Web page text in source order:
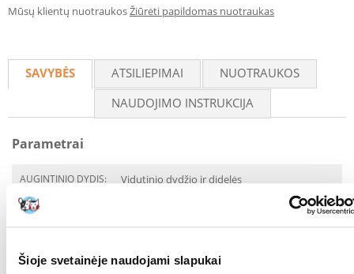
Šioje svetainėje naudojami slapukai
Mūsų klientų nuotraukosŽiūrėti papildomas nuotraukas
SAVYBĖS ATSILIEPIMAI
NUOTRAUKOS
NAUDOJIMO INSTRUKCIJA
Parametrai
AUGINTINIO DYDIS:
Vidutinio dydžio ir didelės
0.9
PREKIŲ LINIJA: JOSERA Surf Turf Junior